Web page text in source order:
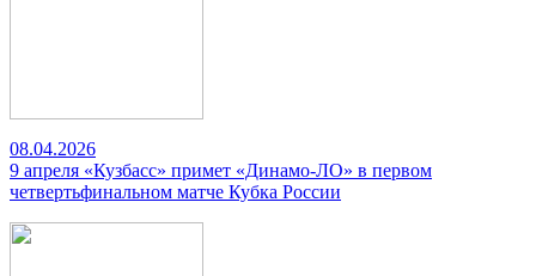
08.04.2026
9 апреля «Кузбасс» примет «Динамо-ЛО» в первом
четвертьфинальном матче Кубка России